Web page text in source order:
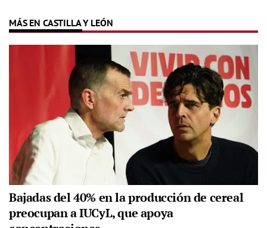
MÁS EN CASTILLA Y LEÓN
Bajadas del 40% en la producción de cereal
preocupan a IUCyL, que apoya